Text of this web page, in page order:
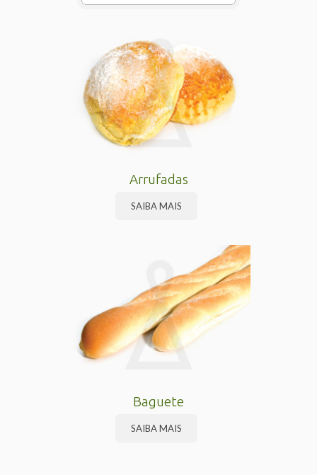
Arrufadas
SAIBA MAIS
Baguete
SAIBA MAIS